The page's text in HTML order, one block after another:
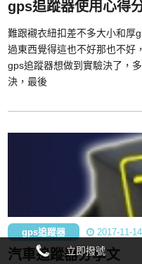
gps追蹤器使用心得
難跟襯衣紐扣差不多大小和厚
過東西覺得這也不好那也不好
gps追蹤器想做到實驗決了，
決，最後
gps追蹤器 2017-11-14
汽車追蹤器分享文
立即撥號